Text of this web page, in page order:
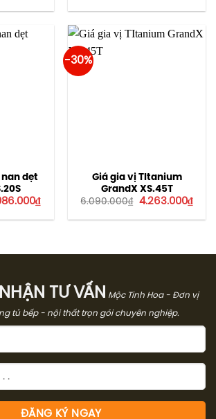
tại
8.386.000₫.
là:
tại
nan dẹt
₫Giá
tại
-30%
Giá gia vị TItanium
GrandX XS.45T
6.090.000₫
Giá
là:
4.263.000₫Giá
tại
TƯ VẤN
Mộc Tinh Hoa - Đơn vị
tủ bếp - nội thất trọn gói chuyên nghiệp.